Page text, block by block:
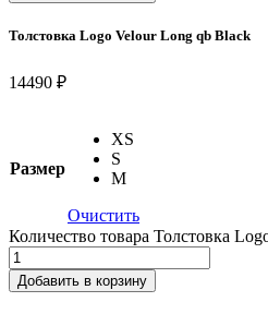
Толстовка Logo Velour Long qb Black
14490 ₽
Размер
XS
S
M
Очистить
Количество товара Толстовка
Добавить в корзину